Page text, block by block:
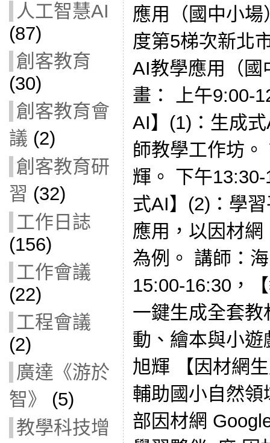
人工智慧AI
(87)
創客教育
(30)
創客教育會
議 (2)
創客教育研
習 (32)
工作日誌
(156)
工作會議
(22)
工程會議
(2)
廣達《游於
智》
(5)
教學科技增
應用（國中小
度第5梯次新北
AI教學應用（國
畫： 上午9:00-
AI】(1)：生成
師教學工作坊
輝。 下午
式AI】(2)：學
應用，以因材
為例。 講師：
15:00-16:30，
一鍵生成全套
動、繪本與小
旭輝 【因材網
輔助國小自然
部因材網